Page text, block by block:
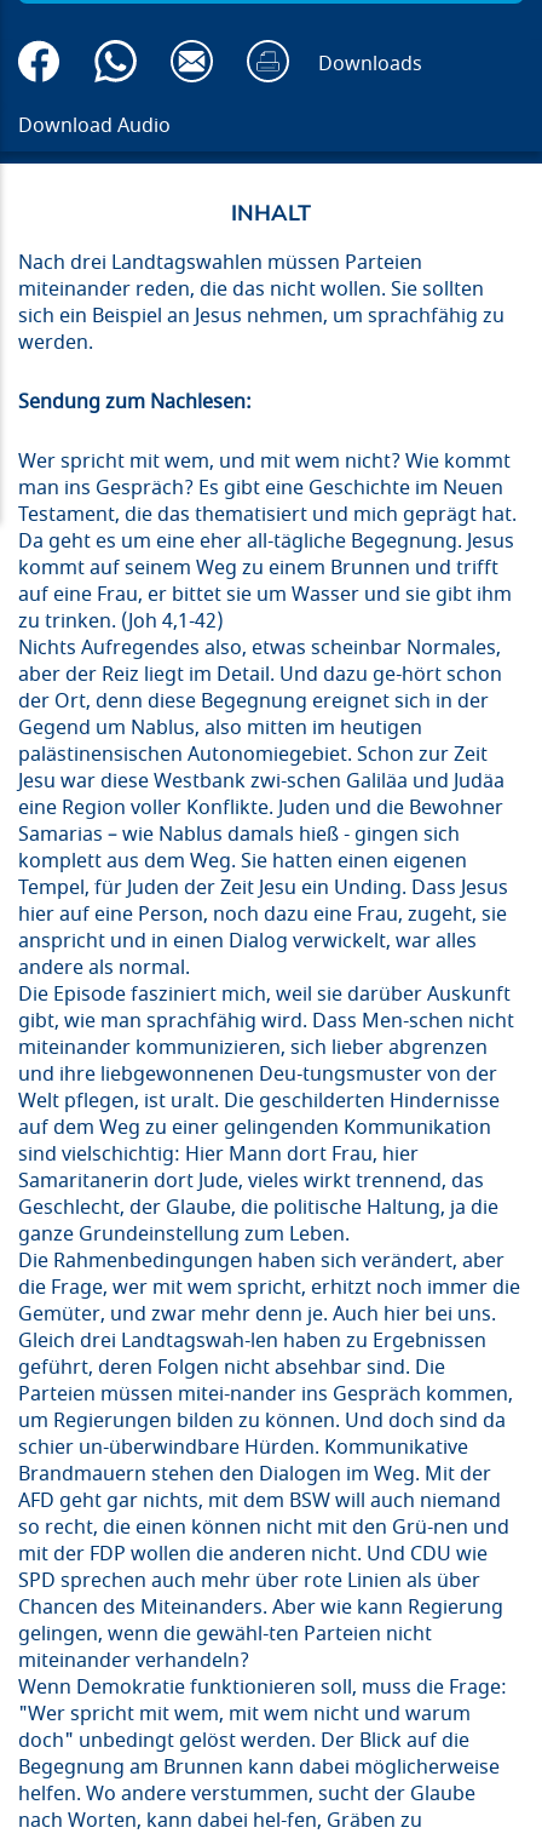
Downloads
Download Audio
Nach drei Landtagswahlen müssen Parteien
miteinander reden, die das nicht wollen. Sie sollten
sich ein Beispiel an Jesus nehmen, um sprachfähig zu
werden.
Sendung zum Nachlesen:
Wer spricht mit wem, und mit wem nicht? Wie kommt
man ins Gespräch? Es gibt eine Geschichte im Neuen
Testament, die das thematisiert und mich geprägt hat.
Da geht es um eine eher all-tägliche Begegnung. Jesus
kommt auf seinem Weg zu einem Brunnen und trifft
auf eine Frau, er bittet sie um Wasser und sie gibt ihm
zu trinken. (Joh 4,1-42)
Nichts Aufregendes also, etwas scheinbar Normales,
aber der Reiz liegt im Detail. Und dazu ge-hört schon
der Ort, denn diese Begegnung ereignet sich in der
Gegend um Nablus, also mitten im heutigen
palästinensischen Autonomiegebiet. Schon zur Zeit
Jesu war diese Westbank zwi-schen Galiläa und Judäa
eine Region voller Konflikte. Juden und die Bewohner
Samarias – wie Nablus damals hieß - gingen sich
komplett aus dem Weg. Sie hatten einen eigenen
Tempel, für Juden der Zeit Jesu ein Unding. Dass Jesus
hier auf eine Person, noch dazu eine Frau, zugeht, sie
anspricht und in einen Dialog verwickelt, war alles
andere als normal.
Die Episode fasziniert mich, weil sie darüber Auskunft
gibt, wie man sprachfähig wird. Dass Men-schen nicht
miteinander kommunizieren, sich lieber abgrenzen
und ihre liebgewonnenen Deu-tungsmuster von der
Welt pflegen, ist uralt. Die geschilderten Hindernisse
auf dem Weg zu einer gelingenden Kommunikation
sind vielschichtig: Hier Mann dort Frau, hier
Samaritanerin dort Jude, vieles wirkt trennend, das
Geschlecht, der Glaube, die politische Haltung, ja die
ganze Grundeinstellung zum Leben.
Die Rahmenbedingungen haben sich verändert, aber
die Frage, wer mit wem spricht, erhitzt noch immer die
Gemüter, und zwar mehr denn je. Auch hier bei uns.
Gleich drei Landtagswah-len haben zu Ergebnissen
geführt, deren Folgen nicht absehbar sind. Die
Parteien müssen mitei-nander ins Gespräch kommen,
um Regierungen bilden zu können. Und doch sind da
schier un-überwindbare Hürden. Kommunikative
Brandmauern stehen den Dialogen im Weg. Mit der
AFD geht gar nichts, mit dem BSW will auch niemand
so recht, die einen können nicht mit den Grü-nen und
mit der FDP wollen die anderen nicht. Und CDU wie
SPD sprechen auch mehr über rote Linien als über
Chancen des Miteinanders. Aber wie kann Regierung
gelingen, wenn die gewähl-ten Parteien nicht
miteinander verhandeln?
Wenn Demokratie funktionieren soll, muss die Frage:
"Wer spricht mit wem, mit wem nicht und warum
doch" unbedingt gelöst werden. Der Blick auf die
Begegnung am Brunnen kann dabei möglicherweise
helfen. Wo andere verstummen, sucht der Glaube
nach Worten, kann dabei hel-fen, Gräben zu